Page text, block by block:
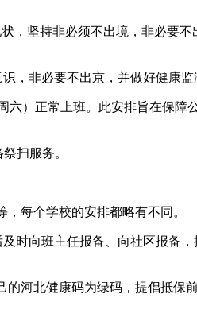
，坚持非必须不出境，非必要
，非必要不出京，并做好健康监
六）正常上班。此安排旨在保障
扫服务。
每个学校的安排都略有不同。
时向班主任报备、向社区报备
河北健康码为绿码，提倡抵保